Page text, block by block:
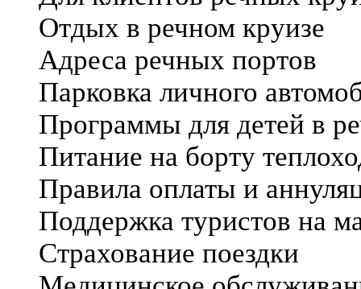
Отдых в речном круизе
Адреса речных портов
Парковка личного
Программы для детей в
Питание на борту
Правила оплаты и
Поддержка туристов на
Страхование поездки